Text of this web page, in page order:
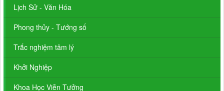
Lịch Sử - Văn Hóa
Phong thủy - Tướng số
Trắc nghiệm tâm lý
Khởi Nghiệp
Khoa Học Viễn Tưởng